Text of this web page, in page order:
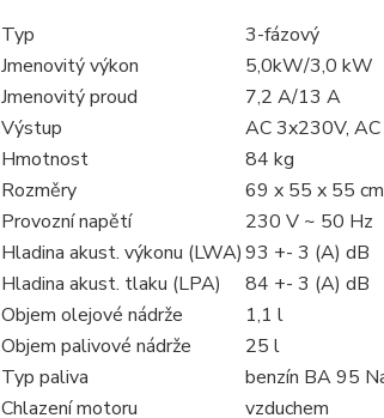
Typ
3-fázový
Jmenovitý výkon
5,0kW/3,0 kW
Jmenovitý proud
7,2 A/13 A
Výstup
AC 3x230V,
Hmotnost
84 kg
Rozměry
69 x 55 x 55 cm
Provozní napětí
230 V ~ 50 Hz
Hladina akust. výkonu (LWA)93 +- 3 (A) dB
Hladina akust. tlaku (LPA)
84 +- 3 (A) dB
Objem olejové nádrže
1,1 l
Objem palivové nádrže
25 l
Typ paliva
benzín BA 95
Chlazení motoru
vzduchem